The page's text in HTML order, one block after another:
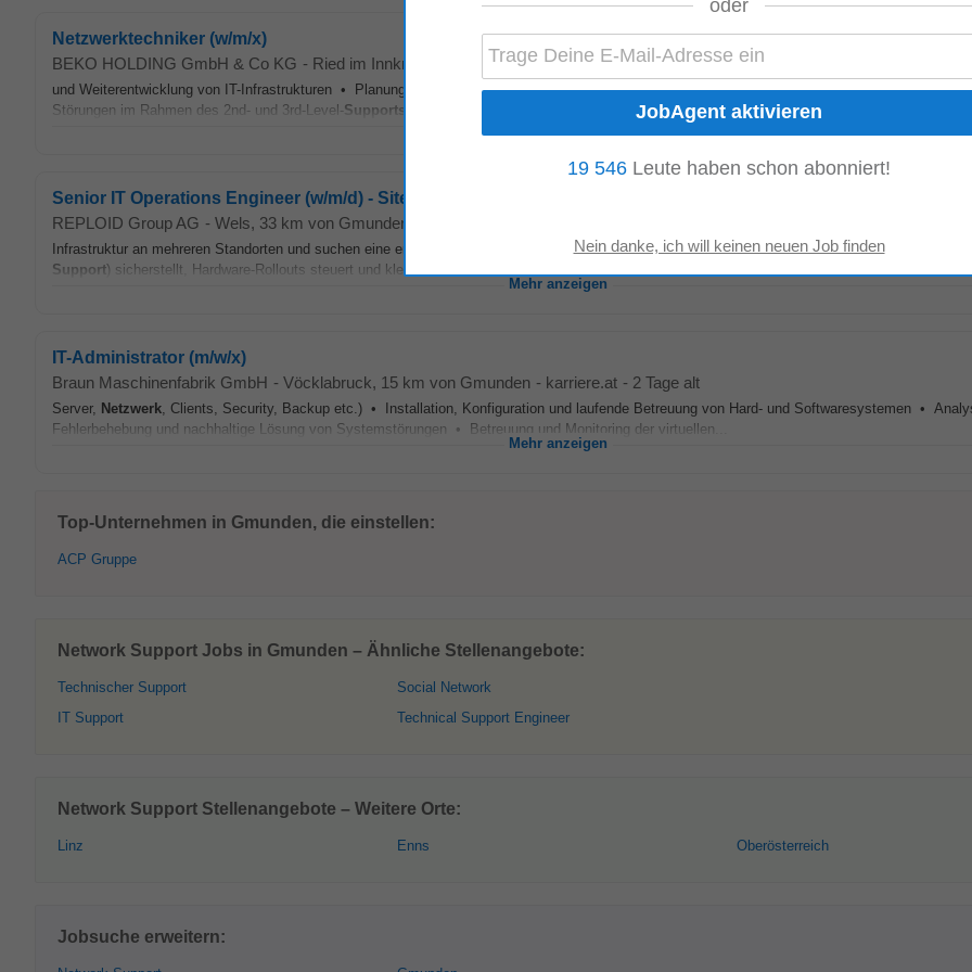
Netzwerktechniker (w/m/x)
BEKO HOLDING GmbH & Co KG - Ried im Innkreis , 40 km von Gmunden - karriere.at - heute
und Weiterentwicklung von IT-Infrastrukturen • Planung, Implementierung und Optimierung vonNetzwerk- und Firewall-Lösungen • Analyse und
Störungen im Rahmen des 2nd- und 3rd-Level-Supports • Installation und Betreuung von Hard...
Senior IT Operations Engineer (w/m/d) - Site & Field Services
REPLOID Group AG - Wels, 33 km von Gmunden
Infrastruktur an mehreren Standorten und suchen eine erfahrene Persönlichkeit für den Bereich Field-Service/ IT Infrastructure, die die Onsite-
Support) sicherstellt, Hardware-Rollouts steuert und kleine Teams fachlich anleitet...
Mehr anzeigen
IT-Administrator (m/w/x)
Braun Maschinenfabrik GmbH - Vöcklabruck, 15 km von Gmunden - karriere.at - 2 Tage alt
Server, Netzwerk, Clients, Security, Backup etc.) • Installation, Konfiguration und laufende Betreuung von Hard- und Softwaresystemen •
Fehlerbehebung und nachhaltige Lösung von Systemstörungen • Betreuung und Monitoring der virtuellen...
Mehr anzeigen
Top-Unternehmen in Gmunden, die einstellen:
ACP Gruppe
Network Support Jobs in Gmunden – Ähnliche Stellenangebote:
Technischer Support
IT Support
Social Network
Technical Support Engineer
Network Support Stellenangebote – Weitere Orte:
Linz Enns Oberösterreich
Jobsuche erweitern:
oder
19 546 Leute haben schon abonniert!